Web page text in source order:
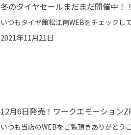
冬のタイヤセールまだまだ開催中！！
2021年11月21日
12月6日発売！ワークエモーション